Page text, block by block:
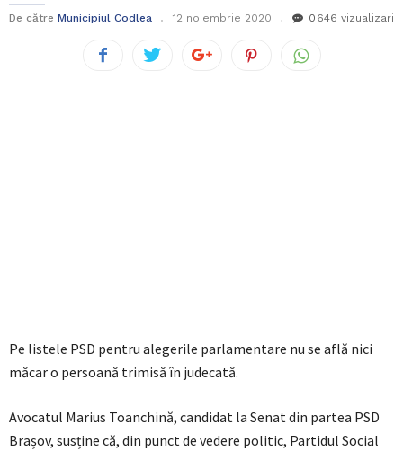
De către Municipiul Codlea 12 noiembrie 2020 0 646 vizualizari
Pe listele PSD pentru alegerile parlamentare nu se află nici
măcar o persoană trimisă în judecată.
Avocatul Marius Toanchină, candidat la Senat din partea PSD
Brașov, susține că, din punct de vedere politic, Partidul Social